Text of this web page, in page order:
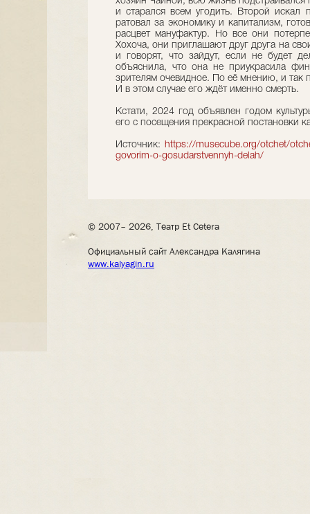
и старался всем угодить. Второй искал
ратовал за экономику и капитализм,
расцвет мануфактур. Но все они
Хохоча, они приглашают друг друга на
и говорят, что зайдут, если не будет
объяснила, что она не приукрасила
зрителям очевидное. По её мнению, и так
И в этом случае его ждёт именно смерть.
Кстати, 2024 год объявлен годом
его с посещения прекрасной постановки
Источник: https://musecube.org/otchet/
govorim-o-gosudarstvennyh-delah/
© 2007– 2026, Театр Et Cetera
Официальный сайт Александра Калягина
www.kalyagin.ru